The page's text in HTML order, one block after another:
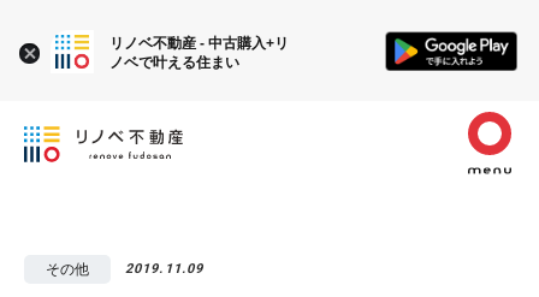
その他 2019.11.09
リノベ不動産 - 中古購入+リ
ノベで叶える住まい